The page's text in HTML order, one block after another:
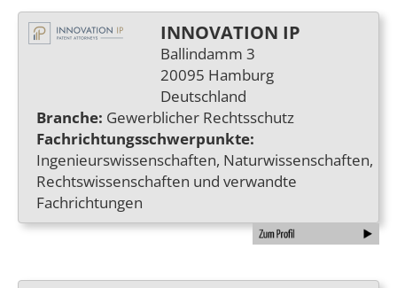
INNOVATION IP
Ballindamm 3
20095 Hamburg
Deutschland
Branche: Gewerblicher Rechtsschutz
Fachrichtungsschwerpunkte:
Ingenieurswissenschaften, Naturwissenschaften,
Rechtswissenschaften und verwandte
Fachrichtungen